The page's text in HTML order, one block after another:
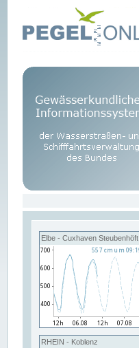
Elbe - Cuxhaven Steubenhöft
RHEIN - Koblenz